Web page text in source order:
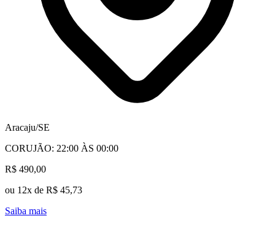
Aracaju/SE
CORUJÃO: 22:00 ÀS 00:00
R$ 490,00
ou 12x de R$ 45,73
Saiba mais